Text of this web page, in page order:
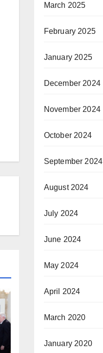
March 2025
February 2025
January 2025
December 2024
November 2024
October 2024
September 2024
August 2024
July 2024
June 2024
May 2024
April 2024
March 2020
January 2020